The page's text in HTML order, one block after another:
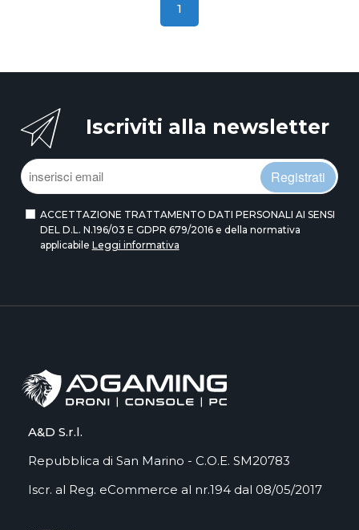
1
Iscriviti alla newsletter
Registrati
ACCETTAZIONE TRATTAMENTO DATI PERSONALI AI SENSI
DEL D.L. N.196/03 E GDPR 679/2016 e della normativa
applicabile Leggi informativa
A&D S.r.l.
Repubblica di San Marino - C.O.E. SM20783
Iscr. al Reg. eCommerce al nr.194 dal 08/05/2017